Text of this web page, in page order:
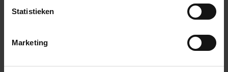
Statistieken
Marketing
Foto’s ({{photos.length}})